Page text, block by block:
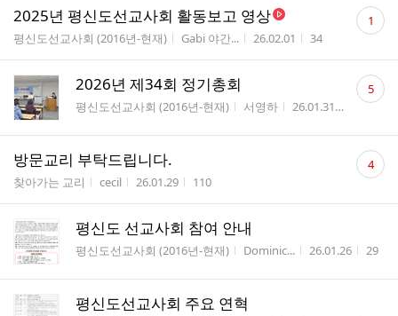
2025년 평신도선교사회 활동보고 영상
게시판명
평신도선교사회 (2016년-현재) 작성자
Gabi 야간... 작성시간
26.02.01 조회수
34
댓
글 1
2026년 제34회 정기총회
게시판명
평신도선교사회 (2016년-현재) 작성자
서영하 작성시간
26.01.31 조회수
댓
글 5
방문교리 부탁드립니다.
게시판명
찾아가는 교리 작성자
cecil 작성시간
26.01.29 조회수
110
댓
글 4
평신도 선교사회 참여 안내
게시판명
평신도선교사회 (2016년-현재) 작성자
Dominic... 작성시간
26.01.26 조회
29
평신도선교사회 주요 연혁